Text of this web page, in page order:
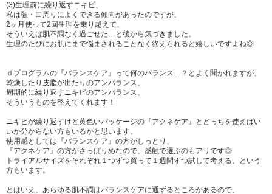
(3)生理前に繰り返すニキビ、
私は顎・口周りによくできる傾向があったのですが、
2ヶ月使って2回生理を乗り越えて、
そういえば肌不調なく過ごせた…と後から気づきました。
生理のたびにお肌にまで悩まされることなく終えられると嬉しいですよね◎
ｄプログラムの『バランスケア』って何のバランス…？とよく聞かれますが、
乾燥したり皮脂が出たりのアンバランス、
周期的に繰り返すニキビのアンバランス、
そういうものを整えてくれます！
ニキビが繰り返すけど黄色いパッケージの『アクネケア』とどっちを使えばい
いか分からない方もいるかと思います。
使用感としては『バランスケア』の方がしっとり、
『アクネケア』の方がさっぱりめなので、感触で選ぶのもアリです◎
トライアルサイズをそれぞれ１つずつ買って１週間ずつ試して考える、という
方もいます。
とはいえ、あらゆる肌不調はバランスケアに通ずるところがあるので、